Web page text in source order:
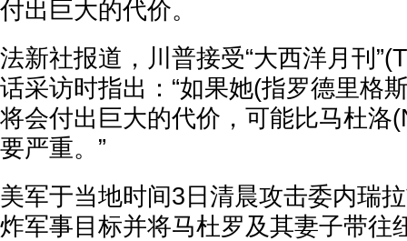
付出巨大的代价。
法新社报道，川普接受“大西洋月刊
话采访时指出：“如果她(指罗德里格
将会付出巨大的代价，可能比马杜洛
要严重。”
美军于当地时间3日清晨攻击委内瑞
炸军事目标并将马杜罗及其妻子带往